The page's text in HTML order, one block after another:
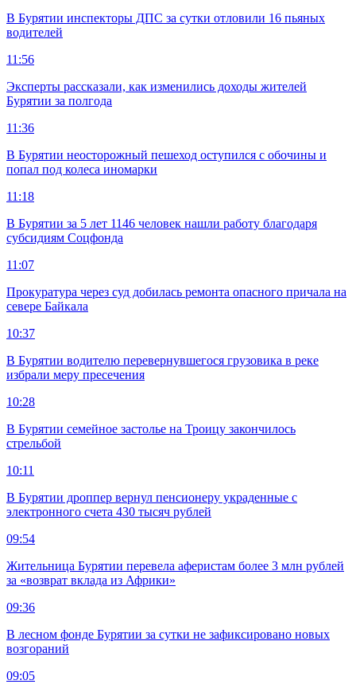
В Бурятии инспекторы ДПС за сутки отловили 16 пьяных
водителей
11:56
Эксперты рассказали, как изменились доходы жителей
Бурятии за полгода
11:36
В Бурятии неосторожный пешеход оступился с обочины и
попал под колеса иномарки
11:18
В Бурятии за 5 лет 1146 человек нашли работу благодаря
субсидиям Соцфонда
11:07
Прокуратура через суд добилась ремонта опасного причала на
севере Байкала
10:37
В Бурятии водителю перевернувшегося грузовика в реке
избрали меру пресечения
10:28
В Бурятии семейное застолье на Троицу закончилось
стрельбой
10:11
В Бурятии дроппер вернул пенсионеру украденные с
электронного счета 430 тысяч рублей
09:54
Жительница Бурятии перевела аферистам более 3 млн рублей
за «возврат вклада из Африки»
09:36
В лесном фонде Бурятии за сутки не зафиксировано новых
возгораний
09:05